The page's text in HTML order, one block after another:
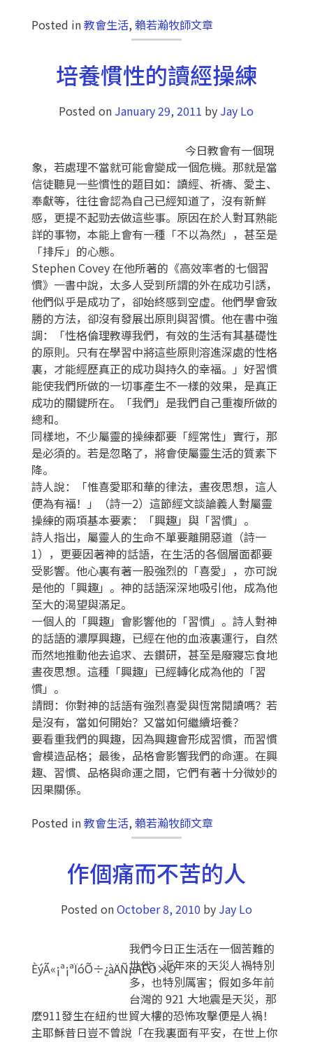
Posted in教會生活, 賴若瀚牧師文章
培養慣性的讀經操練
Posted on January 29, 2011 by Jay Lo
今日教會有一個現
象，若處理不當就可能會變成一個危機。那就是當
信徒聽見一些慣性的題目如：讀經、祈禱、愛主、
奉獻等，往往會認為自己已經知道了，沒有新鮮
感，更提不起勁去做這些事。原因在於人對耳熟能
詳的事物，本能上會有一種「不以為然」，甚至是
「排斥」的心態。
Stephen Covey 在他所著的《高效率者的七個習
慣》一書中說，太多人受到所謂的外在成功引誘，
他們似乎是成功了，卻始終感到空虛。他們學會致
勝的方法，卻沒有發展出原則與習慣。他在書中強
調：「性格倫理教導我們，有效的生活有其基礎性
的原則。只有在學習中將這些原則溶進深處的性格
裏，才能經歷真正的成功與持久的幸福。」好習慣
能使我們所做的一切事產生不一樣的效果，是真正
成功的關鍵所在。「我們」是我們自己重複所做的
總和。
同樣地，不少屬靈的操練都要「經常性」實行，那
是必須的。若是忽略了，將會使屬靈生活的質素下
降。
詩人說：「惟喜愛耶和華的律法，晝夜思想，這人
便為有福！」（詩一2）這節經文談論義人對屬靈
操練的兩項基本要素：「興趣」與「習慣」。
詩人指出，屬靈人的生命不單要離開惡道（詩一
1），更要因著神的話語，在生活的各個層面都要
受影響。他心裏有著一股強烈的「喜愛」，亦可說
是他的「興趣」。神的話語深深地吸引他，成為他
至大的渴望與滿足。
一個人的「興趣」會影響他的「習慣」。詩人對神
的話語的濃厚興趣，已經在他的血液裏運行，自然
而然地推動他去追求、去鑽研，甚至是廢寢忘食地
晝夜思想。這種「興趣」已經轉化成為他的「習
慣」。
請問：你對神的話語有強烈喜愛與恆常閱讀嗎？若
是沒有，當如何開始？又當如何繼續培養？
要看重我們的興趣，因為興趣會形成習慣，而習慣
會模造品格；最後，品格會影響我們的命運。在興
趣、習慣、品格與命運之間，它們有著十分微妙的
因果關係。
Posted in教會生活, 賴若瀚牧師文章
作個痛而不苦的人
Posted onOctober 8, 2010 by Jay Lo
ÈýÃ«¡ª¡ªÏóÕ÷¿àÄÑµÄÈÕ×Ó
我們今日正生活在一個苦難的
世代，近年來的天災人禍特別
多，也特別厲害；假如多年前
台灣的 921 大地震是天災，那
麼911發生在紐約世貿大樓的恐怖攻擊便是人禍！
主耶穌昔日豈不曾說「在我裏面有平安，在世上你